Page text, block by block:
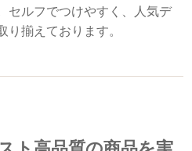
セルフでつけやすく、人気デ
り揃えております。